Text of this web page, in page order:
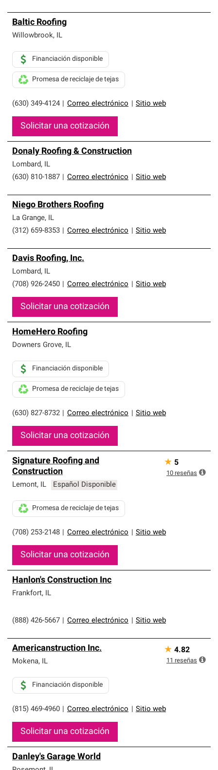
Baltic Roofing
Willowbrook, IL
(630) 349-4124 Correo electrónico Sitio web
Financiación disponible
Promesa de reciclaje de tejas
Solicitar una cotización
Donaly Roofing & Construction
Lombard, IL
(630) 810-1887
Correo electrónico Sitio web
Niego Brothers Roofing
La Grange, IL
(312) 659-8353
Correo electrónico Sitio web
Davis Roofing, Inc.
Lombard, IL
(708) 926-2450
Correo electrónico Sitio web
Solicitar una cotización
HomeHero Roofing
Downers Grove, IL
(630) 827-8732 Correo electrónico Sitio web
Financiación disponible
Promesa de reciclaje de tejas
Solicitar una cotización
Signature Roofing and
Construction
Lemont, IL Español Disponible
(708) 253-2148 Correo electrónico Sitio web
Promesa de reciclaje de tejas
Solicitar una cotización
★ 5
10 reseñas
Hanlon's Construction Inc
Frankfort, IL
(888) 426-5667 Correo electrónico Sitio web
Americanstruction Inc.
Mokena, IL
(815) 469-4960 Correo electrónico Sitio web
Financiación disponible
Solicitar una cotización
★ 4.82
11 reseñas
Danley's Garage World